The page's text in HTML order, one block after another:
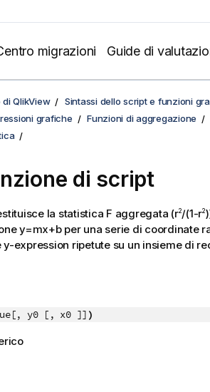
migrazioni Guide di
di QlikView
Sintassi dello script e funzioni
grafiche
Funzioni di aggregazione
di script
la statistica F aggregata (r2/(1-r2)
y=mx+bper una serie di coordinate
y-expression ripetute su un insieme di
y0 [, x0 ]] )